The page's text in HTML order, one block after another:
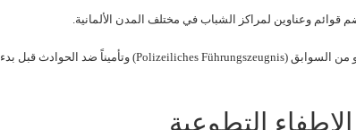
ولا تنسَ أن بعض المراكز تطلب شهادة خلو من السوابق (Polizeiliches Führungszeugnis) وتأميناً ضد الحوادث قبل بدء
التطوعية